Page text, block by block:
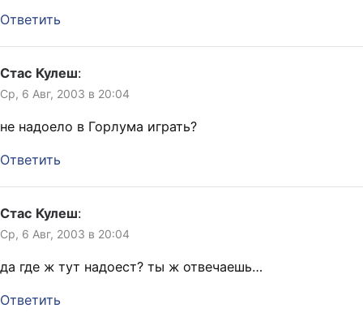
Ответить
Стас Кулеш:
Ср, 6 Авг, 2003 в 20:04
не надоело в Горлума играть?
Ответить
Стас Кулеш:
Ср, 6 Авг, 2003 в 20:04
да где ж тут надоест? ты ж отвечаешь…
Ответить